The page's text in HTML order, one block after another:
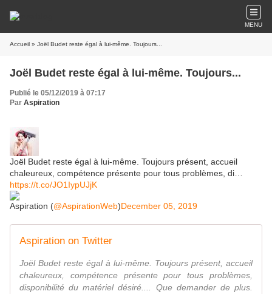
MENU
Accueil » Joël Budet reste égal à lui-même. Toujours...
Joël Budet reste égal à lui-même. Toujours...
Publié le 05/12/2019 à 07:17
Par Aspiration
Joël Budet reste égal à lui-même. Toujours présent, accueil
chaleureux, compétence présente pour tous problèmes, di…
https://t.co/JO1IypUJjK
Aspiration (@AspirationWeb)December 05, 2019
Aspiration on Twitter
Joël Budet reste égal à lui-même. Toujours présent, accueil
chaleureux, compétence présente pour tous problèmes,
disponibilité du matériel désiré.... Que demander de plus.